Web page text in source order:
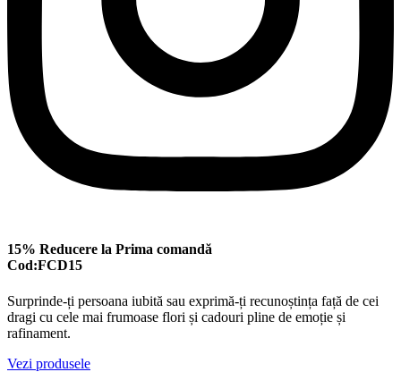
15% Reducere la Prima comandă
Cod:FCD15
Surprinde-ți persoana iubită sau exprimă-ți recunoștința față de cei
dragi cu cele mai frumoase flori și cadouri pline de emoție și
rafinament.
Vezi produsele